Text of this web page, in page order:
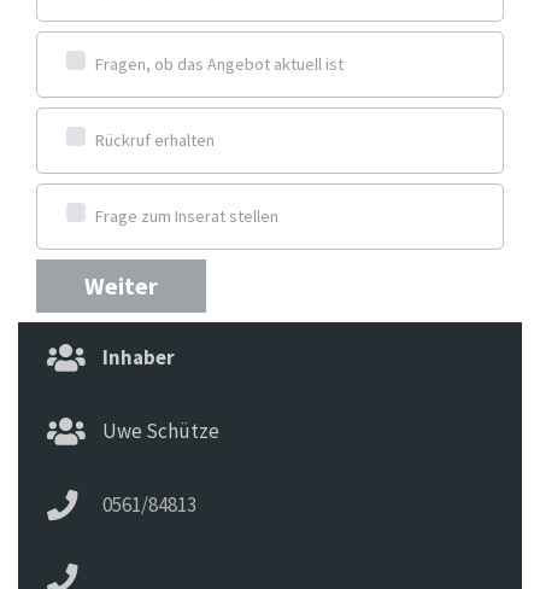
Fragen, ob das Angebot aktuell ist
Rückruf erhalten
Frage zum Inserat stellen
Weiter
Inhaber
Uwe Schütze
0561/84813